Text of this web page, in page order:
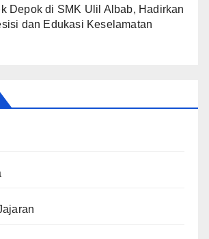
Depok di SMK Ulil Albab, Hadirkan
dan Edukasi Keselamatan